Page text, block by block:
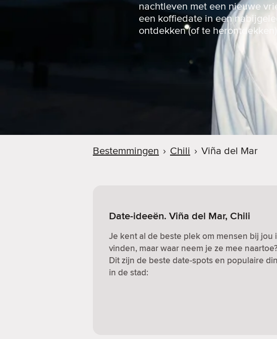
nachtleven met een nieuwe
een koffiedate in een
ontdekken (of te herontdekken).
Bestemmingen › Chili › Viña del Mar
Date-ideeën. Viña del Mar, Chili
Je kent al de beste plek om mensen bij jou
vinden, maar waar neem je ze mee
Dit zijn de beste date-spots en populaire
in de stad: